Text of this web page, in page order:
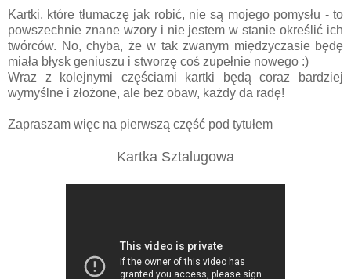
Kartki, które tłumaczę jak robić, nie są mojego pomysłu - to
powszechnie znane wzory i nie jestem w stanie określić ich
twórców. No, chyba, że w tak zwanym międzyczasie będę
miała błysk geniuszu i stworzę coś zupełnie nowego :)
Wraz z kolejnymi częściami kartki będą coraz bardziej
wymyślne i złożone, ale bez obaw, każdy da radę!
Zapraszam więc na pierwszą część pod tytułem
Kartka Sztalugowa